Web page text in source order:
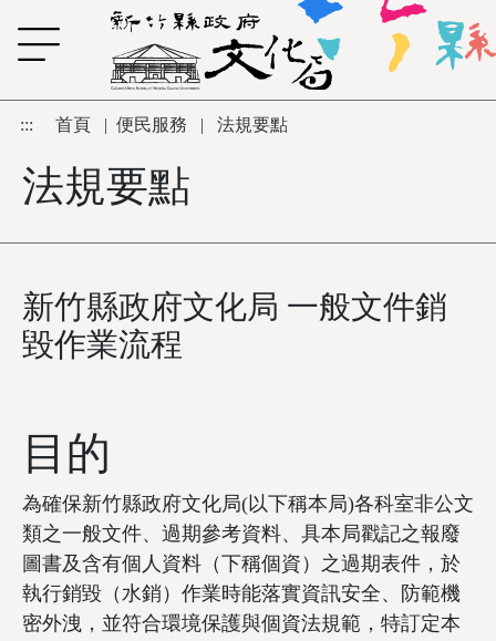
跳到主要內容區塊
::: 首頁 | 便民服務 | 法規要點
法規要點
新竹縣政府文化局 一般文件銷
毀作業流程
目的
為確保新竹縣政府文化局(以下稱本局)各科室非公文
類之一般文件、過期參考資料、具本局戳記之報廢
圖書及含有個人資料（下稱個資）之過期表件，於
執行銷毀（水銷）作業時能落實資訊安全、防範機
密外洩，並符合環境保護與個資法規範，特訂定本